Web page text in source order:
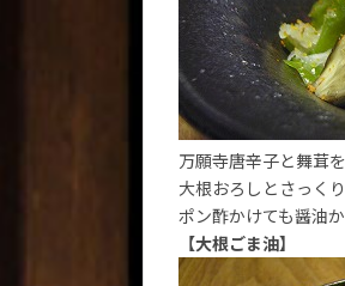
万願寺唐辛子と舞茸
大根おろしとさっく
ポン酢かけても醤油
【大根ごま油】